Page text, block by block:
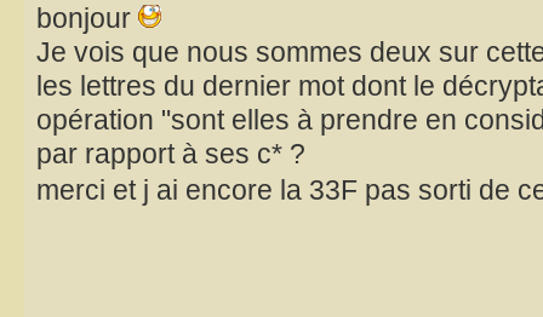
bonjour
Je vois que nous sommes deux sur
les lettres du dernier mot dont le
opération "sont elles à prendre en
par rapport à ses c* ?
merci et j ai encore la 33F pas sorti de